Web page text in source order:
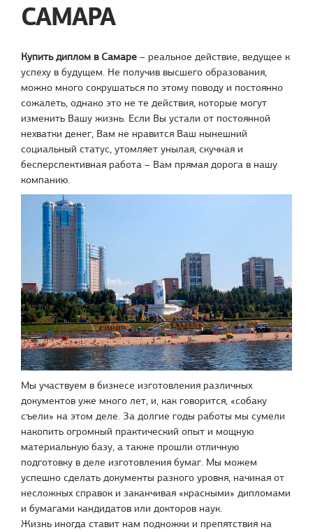
САМАРА
Купить диплом в Самаре – реальное действие, ведущее к
успеху в будущем. Не получив высшего образования,
можно много сокрушаться по этому поводу и постоянно
сожалеть, однако это не те действия, которые могут
изменить Вашу жизнь. Если Вы устали от постоянной
нехватки денег, Вам не нравится Ваш нынешний
социальный статус, утомляет унылая, скучная и
бесперспективная работа – Вам прямая дорога в нашу
компанию.
Мы участвуем в бизнесе изготовления различных
документов уже много лет, и, как говорится, «собаку
съели» на этом деле. За долгие годы работы мы сумели
накопить огромный практический опыт и мощную
материальную базу, а также прошли отличную
подготовку в деле изготовления бумаг. Мы можем
успешно сделать документы разного уровня, начиная от
несложных справок и заканчивая «красными» дипломами
и бумагами кандидатов или докторов наук.
Жизнь иногда ставит нам подножки и препятствия на